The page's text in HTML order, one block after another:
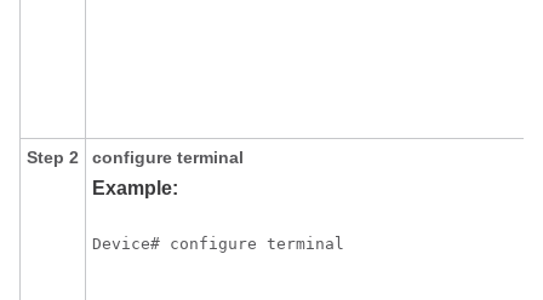
Step 2 configure terminal
Example:
Device# configure terminal